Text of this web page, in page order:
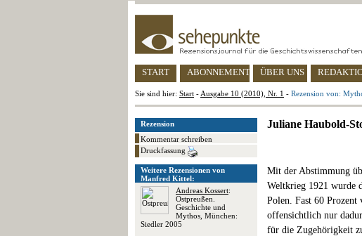
START ABONNEMENT ÜBER UNS
Sie sind hier: Start - Ausgabe 10 (2010), Nr. 1 - Rezension von:
Rezension
Kommentar schreiben
Druckfassung
Weitere Rezensionen von
Manfred Kittel:
Andreas Kossert:
Ostpreußen.
Geschichte und
Mythos, München:
Siedler 2005
Juliane Haubold-
Mit der Abstimmung
Weltkrieg 1921 wurde
Polen. Fast 60
offensichtlich nur
für die Zugehörigkeit